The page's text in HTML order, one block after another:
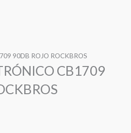
90DB ROJO ROCKBROS
CB1709